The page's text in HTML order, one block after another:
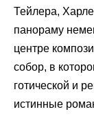
Тейлера,
панораму
центре
собор, в
готической и
истинные